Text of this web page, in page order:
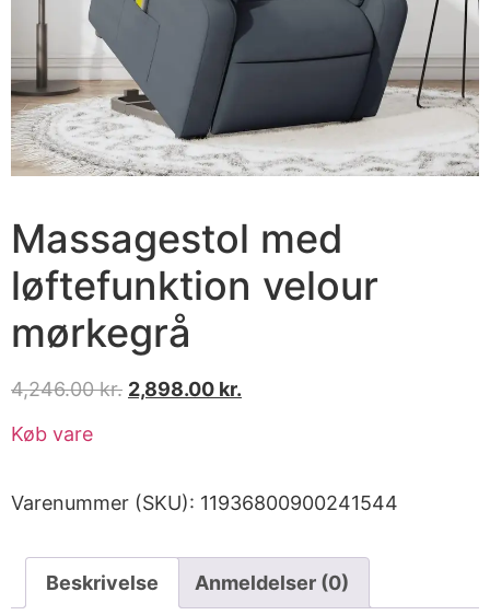
Massagestol med
løftefunktion velour
mørkegrå
4,246.00kr. 2,898.00 kr.
Køb vare
Varenummer (SKU): 11936800900241544
Beskrivelse Anmeldelser (0)